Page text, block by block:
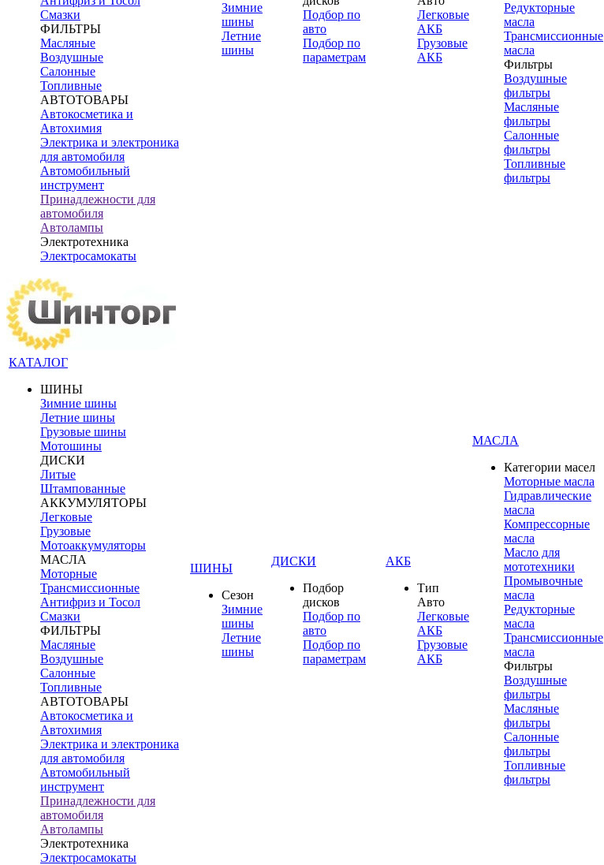
Смазки
ФИЛЬТРЫ
Масляные
Воздушные
Салонные
Топливные
АВТОТОВАРЫ
Автокосметика и
Автохимия
Электрика и электроника
для автомобиля
Автомобильный
инструмент
Принадлежности для
автомобиля
Автолампы
Электротехника
Электросамокаты
Зимние
шины
Летние
шины
Подбор по
авто
Подбор по
параметрам
Легковые
АКБ
Грузовые
АКБ
Редукторные
масла
Трансмиссионные
масла
Фильтры
Воздушные
фильтры
Масляные
фильтры
Салонные
фильтры
Топливные
фильтры
КАТАЛОГ
ШИНЫ
Зимние шины
Летние шины
Грузовые шины
Мотошины
ДИСКИ
Литые
Штампованные
АККУМУЛЯТОРЫ
Легковые
Грузовые
Мотоаккумуляторы
МАСЛА
Моторные
Трансмиссионные
Антифриз и Тосол
Смазки
ФИЛЬТРЫ
Масляные
Воздушные
Салонные
Топливные
АВТОТОВАРЫ
Автокосметика и
Автохимия
Электрика и электроника
для автомобиля
Автомобильный
инструмент
Принадлежности для
автомобиля
Автолампы
Электротехника
Электросамокаты
ШИНЫ
Сезон
Зимние
шины
Летние
шины
ДИСКИ
Подбор
дисков
Подбор по
авто
Подбор по
параметрам
АКБ
Тип
Авто
Легковые
АКБ
Грузовые
АКБ
МАСЛА
Категории масел
Моторные масла
Гидравлические
масла
Компрессорные
масла
Масло для
мототехники
Промывочные
масла
Редукторные
масла
Трансмиссионные
масла
Фильтры
Воздушные
фильтры
Масляные
фильтры
Салонные
фильтры
Топливные
фильтры